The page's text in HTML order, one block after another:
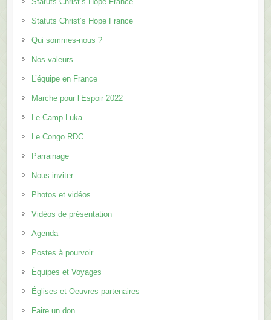
Statuts Christ’s Hope France
Qui sommes-nous ?
Nos valeurs
L’équipe en France
Marche pour l’Espoir 2022
Le Camp Luka
Le Congo RDC
Parrainage
Nous inviter
Photos et vidéos
Vidéos de présentation
Agenda
Postes à pourvoir
Équipes et Voyages
Églises et Oeuvres partenaires
Faire un don